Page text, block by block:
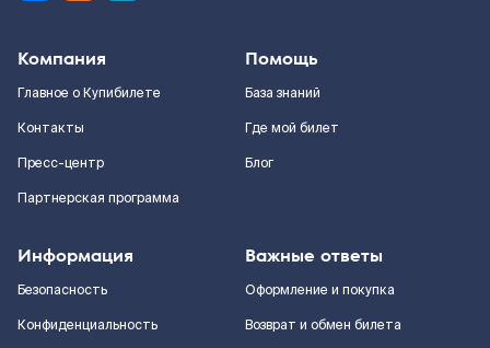
Компания
Главное о Купибилете
Контакты
Пресс-центр
Партнерская программа
Помощь
База знаний
Где мой билет
Блог
Информация
Безопасность
Конфиденциальность
Важные ответы
Оформление и покупка
Возврат и обмен билета